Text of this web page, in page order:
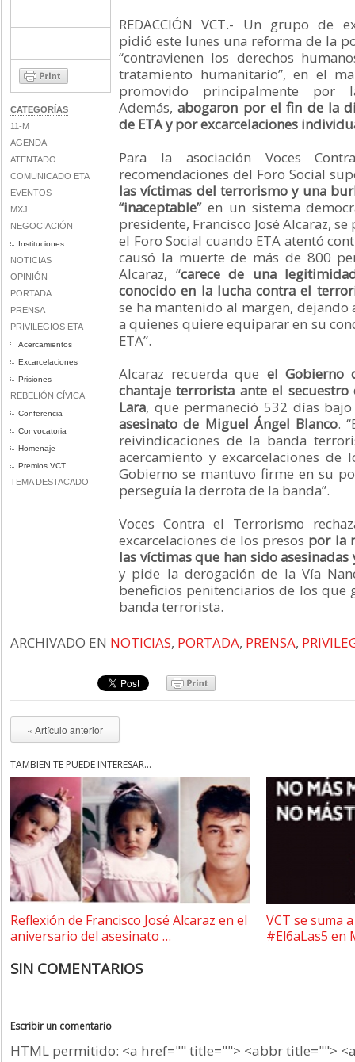
CATEGORÍAS
11-M
AGENDA
ATENTADO
COMUNICADO ETA
EVENTOS
MXJ
NEGOCIACIÓN
Instituciones
NOTICIAS
OPINIÓN
PORTADA
PRENSA
PRIVILEGIOS ETA
Acercamientos
Excarcelaciones
Prisiones
REBELIÓN CÍVICA
Conferencia
Convocatoria
Homenaje
Premios VCT
TEMA DESTACADO
REDACCIÓN VCT.- Un grupo de
pidió este lunes una reforma de la
“contravienen los derechos
tratamiento humanitario”, en el
promovido principalmente por
Además, abogaron por el fin de la
de ETA y por excarcelaciones
Para la asociación Voces
recomendaciones del Foro Social
las víctimas del terrorismo y una
“inaceptable”en un sistema
presidente, Francisco José Alcaraz,
el Foro Social cuando ETA atentó
causó la muerte de más de 800
Alcaraz, “carece de una
conocido en la lucha contra el
se ha mantenido al margen, dejando
a quienes quiere equiparar en su
ETA”.
Alcaraz recuerda que el Gobierno
chantaje terrorista ante el secuestro
Lara, que permaneció 532 días
asesinato de Miguel Ángel Blanco.
reivindicaciones de la banda
acercamiento y excarcelaciones de
Gobierno se mantuvo firme en su
perseguía la derrota de la banda”.
Voces Contra el Terrorismo
excarcelaciones de los presos por la
las víctimas que han sido asesinadas
y pide la derogación de la Vía
beneficios penitenciarios de los que
banda terrorista.
ARCHIVADO EN NOTICIAS, PORTADA, PRENSA,
« Artículo anterior
TAMBIÉN TE PUEDE INTERESAR...
Reflexión de Francisco José Alcaraz en el
aniversario del asesinato …
VCT se suma
#El6aLas5 en
SIN COMENTARIOS
Escribir un comentario
HTML permitido: <a href="" title=""> <abbr title="">